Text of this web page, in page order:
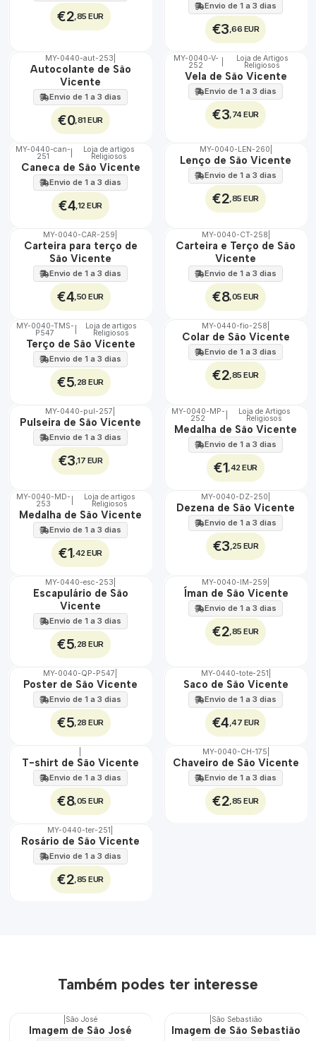
€2 ,85 EUR
Envio de 1 a 3 dias
€3 ,66 EUR
🇵🇹
MY-0440-aut-253
Autocolante de São
Vicente
Envio de 1 a 3 dias
€0,81 EUR
🇵🇹
100%
MY-0040-V-
252
Loja de Artigos
Religiosos
Vela de São Vicente
Envio de 1 a 3 dias
€3 ,74 EUR
🇵🇹
100%
MY-0440-can-
251
Loja de artigos
Religiosos
Caneca de São Vicente
Envio de 1 a 3 dias
€4,12 EUR
🇵🇹
100%
MY-0040-LEN-260
Lenço de São Vicente
Envio de 1 a 3 dias
€2 ,85 EUR
🇵🇹
MY-0040-CAR-259
Carteira para terço de
São Vicente
Envio de 1 a 3 dias
€4 ,50 EUR
🇵🇹
MY-0040-CT-258
Carteira e Terço de São
Vicente
Envio de 1 a 3 dias
€8,05 EUR
🇵🇹
100%
MY-0040-TMS-
P547
Loja de artigos
Religiosos
Terço de São Vicente
Envio de 1 a 3 dias
€5 ,28 EUR
🇵🇹
100%
MY-0440-fio-258
Colar de São Vicente
Envio de 1 a 3 dias
€2 ,85 EUR
🇵🇹
100%
MY-0440-pul-257
Pulseira de São Vicente
Envio de 1 a 3 dias
€3 ,17 EUR
🇵🇹
100%
MY-0040-MP-
252
Loja de Artigos
Religiosos
Medalha de São Vicente
Envio de 1 a 3 dias
€1 ,42 EUR
🇵🇹
100%
MY-0040-MD-
253
Loja de artigos
Religiosos
Medalha de São Vicente
Envio de 1 a 3 dias
€1 ,42 EUR
🇵🇹
100%
MY-0040-DZ-250
Dezena de São Vicente
Envio de 1 a 3 dias
€3 ,25 EUR
🇵🇹
MY-0440-esc-253
Escapulário de São
Vicente
Envio de 1 a 3 dias
€5 ,28 EUR
🇵🇹
100%
MY-0040-IM-259
Íman de São Vicente
Envio de 1 a 3 dias
€2 ,85 EUR
🇵🇹
100%
MY-0040-QP-P547
Poster de São Vicente
Envio de 1 a 3 dias
€5 ,28 EUR
🇵🇹
100%
MY-0440-tote-251
Saco de São Vicente
Envio de 1 a 3 dias
€4 ,47 EUR
🇵🇹
100%
T-shirt de São Vicente
Envio de 1 a 3 dias
€8,05 EUR
🇵🇹
100%
MY-0040-CH-175
Chaveiro de São Vicente
Envio de 1 a 3 dias
€2 ,85 EUR
🇵🇹
100%
MY-0440-ter-251
Rosário de São Vicente
Envio de 1 a 3 dias
€2 ,85 EUR
Também podes ter interesse
🇵🇹
100%
São José
Imagem de São José 🇵🇹
100%
São Sebastião
Imagem de São Sebastião